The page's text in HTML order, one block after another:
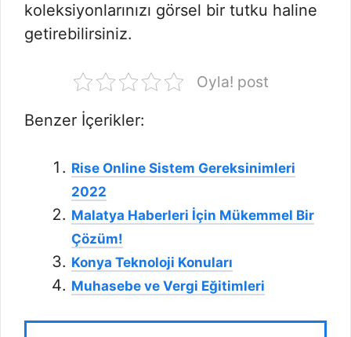
koleksiyonlarınızı görsel bir tutku haline
getirebilirsiniz.
Oyla! post
Benzer İçerikler:
Rise Online Sistem Gereksinimleri
2022
Malatya Haberleri İçin Mükemmel Bir
Çözüm!
Konya Teknoloji Konuları
Muhasebe ve Vergi Eğitimleri